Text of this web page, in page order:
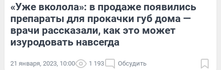
«Уже вколола»: в продаже появились
препараты для прокачки губ дома —
врачи рассказали, как это может
изуродовать навсегда
21 января, 2023, 10:00 1 193 Обсудить